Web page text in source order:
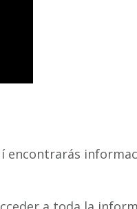
encontrarás